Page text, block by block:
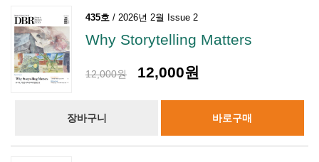
435호 / 2026년 2월 Issue 2
Why Storytelling Matters
12,000원 12,000원
장바구니 바로구매